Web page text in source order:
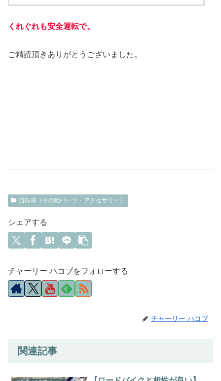
くれぐれも安全運転で。
ご精読頂きありがとうございました。
自転車（その他パーツ・アクセサリー）
シェアする
チャーリー ハコブをフォローする
チャーリー ハコブ
関連記事